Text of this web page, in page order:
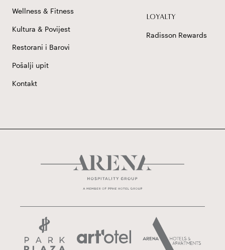
Wellness & Fitness
Kultura & Povijest
Restorani i Barovi
Pošalji upit
Kontakt
LOYALTY
Radisson Rewards